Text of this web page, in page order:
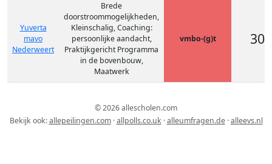
Yuverta
mavo
Nederweert
Brede
doorstroommogelijkheden,
Kleinschalig, Coaching:
persoonlijke aandacht,
Praktijkgericht Programma
in de bovenbouw,
Maatwerk
vmbo-(g)t 308
© 2026 allescholen.com
Bekijk ook:allepeilingen.com·allpolls.co.uk ·alleumfragen.de·alleevs.nl